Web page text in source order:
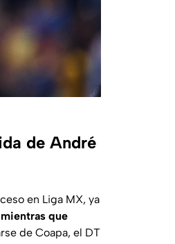
de André
en Liga MX, ya
que
de Coapa, el DT